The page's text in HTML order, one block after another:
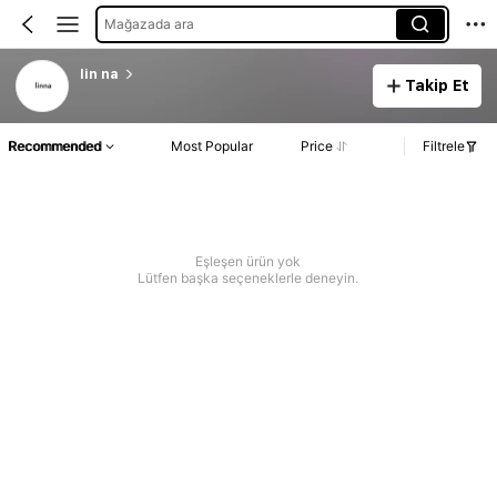
Mağazada ara
lin na
Takip Et
Recommended Most Popular Price Filtrele
Eşleşen ürün yok
Lütfen başka seçeneklerle deneyin.